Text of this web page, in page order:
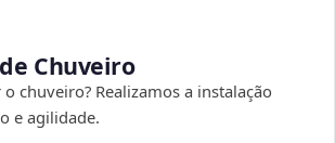
Chuveiro
chuveiro? Realizamos a instalação
e agilidade.